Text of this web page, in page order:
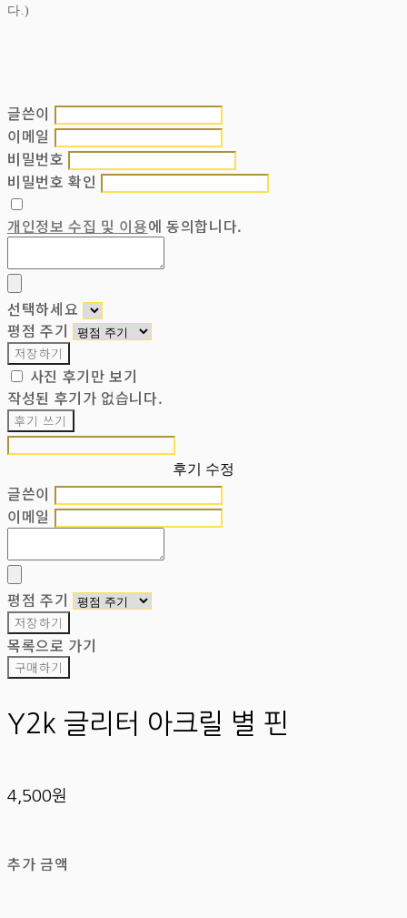
다.)
글쓴이
이메일
비밀번호
비밀번호 확인
개인정보 수집 및 이용에 동의합니다.
선택하세요
평점 주기
저장하기
사진 후기만 보기
작성된 후기가 없습니다.
후기 쓰기
후기 수정
글쓴이
이메일
평점 주기
저장하기
목록으로 가기
구매하기
Y2k 글리터 아크릴 별 핀
4,500원
추가 금액